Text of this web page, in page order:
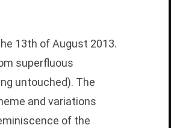
13th of August 2013.
superfluous
untouched). The
and variations
of the